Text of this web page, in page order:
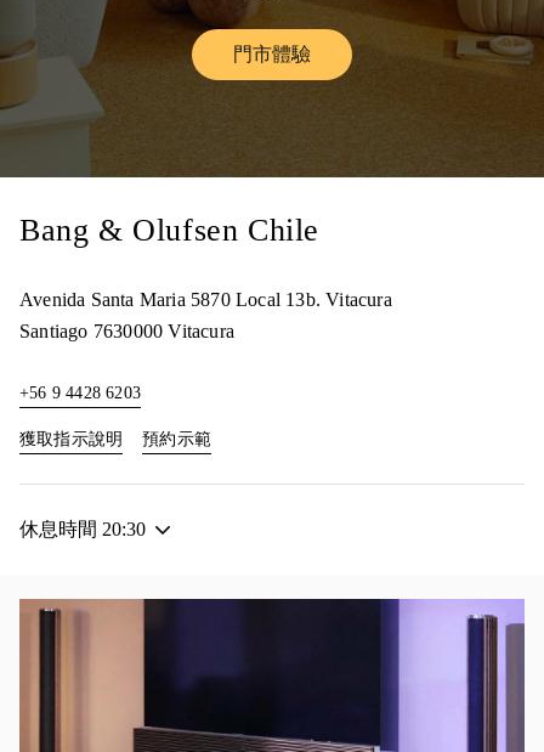
門市體驗Link Opens in New Tab
Bang & Olufsen Chile
Avenida Santa Maria 5870 Local 13b. Vitacura
Santiago 7630000 Vitacura
+56 9 4428 6203
獲取指示說明 Link Opens in New Tab
預約示範
休息時間 20:30
活動影像